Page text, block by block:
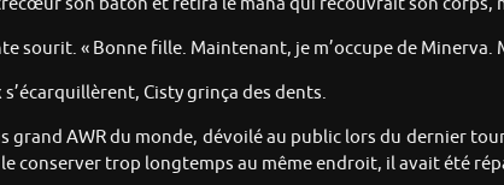
sourit. « Bonne fille. Maintenant, je m’occupe de
s’écarquillèrent, Cisty grinça des dents.
grand AWR du monde, dévoilé au public lors du dernier
conserver trop longtemps au même endroit, il avait été